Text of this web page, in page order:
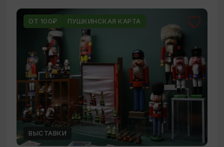
ОТ 100₽ ПУШКИНСКАЯ КАРТА
ВЫСТАВКИ